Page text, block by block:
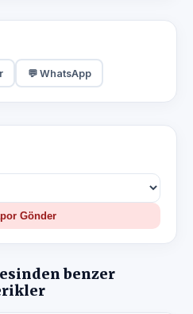
💬 WhatsApp
Gönder
benzer